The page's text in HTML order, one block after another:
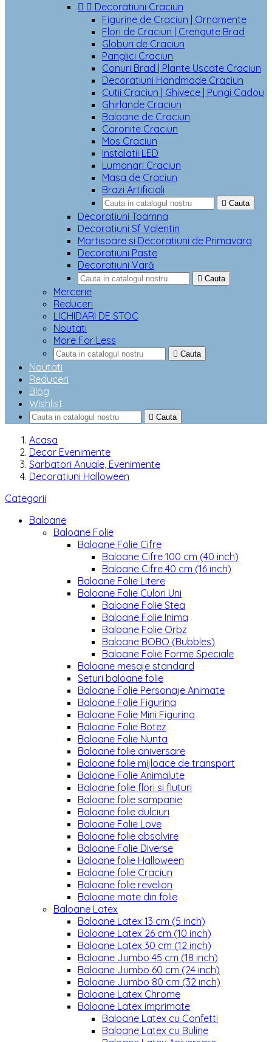
  Decoratiuni Craciun
Figurine de Craciun | Ornamente
Flori de Craciun | Crengute Brad
Globuri de Craciun
Panglici Craciun
Conuri Brad | Plante Uscate Craciun
Decoratiuni Handmade Craciun
Cutii Craciun | Ghivece | Pungi Cadou
Ghirlande Craciun
Baloane de Craciun
Coronite Craciun
Mos Craciun
Instalatii LED
Lumanari Craciun
Masa de Craciun
Brazi Artificiali
 Cauta
Decoratiuni Toamna
Decoratiuni Sf Valentin
Martisoare si Decoratiuni de Primavara
Decoratiuni Paste
Decoratiuni Vară
 Cauta
Mercerie
Reduceri
LICHIDARI DE STOC
Noutati
More For Less
 Cauta
Noutati
Reduceri
Blog
Wishlist
 Cauta
Acasa
Decor Evenimente
Sarbatori Anuale, Evenimente
Decoratiuni Halloween
Categorii
Baloane
Baloane Folie
Baloane Folie Cifre
Baloane Cifre 100 cm (40 inch)
Baloane Cifre 40 cm (16 inch)
Baloane Folie Litere
Baloane Folie Culori Uni
Baloane Folie Stea
Baloane Folie Inima
Baloane Folie Orbz
Baloane BOBO (Bubbles)
Baloane Folie Forme Speciale
Baloane mesaje standard
Seturi baloane folie
Baloane Folie Personaje Animate
Baloane Folie Figurina
Baloane Folie Mini Figurina
Baloane Folie Botez
Baloane Folie Nunta
Baloane folie aniversare
Baloane folie mijloace de transport
Baloane Folie Animalute
Baloane folie flori si fluturi
Baloane folie sampanie
Baloane folie dulciuri
Baloane Folie Love
Baloane folie absolvire
Baloane Folie Diverse
Baloane folie Halloween
Baloane folie Craciun
Baloane folie revelion
Baloane mate din folie
Baloane Latex
Baloane Latex 13 cm (5 inch)
Baloane Latex 26 cm (10 inch)
Baloane Latex 30 cm (12 inch)
Baloane Jumbo 45 cm (18 inch)
Baloane Jumbo 60 cm (24 inch)
Baloane Jumbo 80 cm (32 inch)
Baloane Latex Chrome
Baloane Latex imprimate
Baloane Latex cu Confetti
Baloane Latex cu Buline